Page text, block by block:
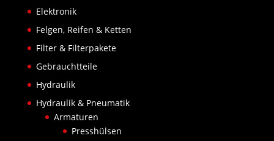
Elektronik
Felgen, Reifen & Ketten
Filter & Filterpakete
Gebrauchtteile
Hydraulik
Hydraulik & Pneumatik
Armaturen
Presshülsen